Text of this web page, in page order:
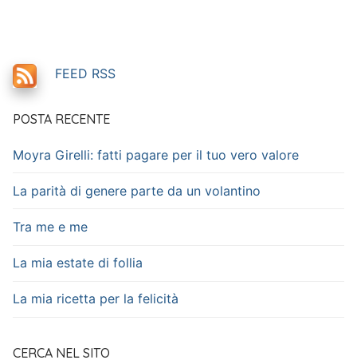
FEED RSS
POSTA RECENTE
Moyra Girelli: fatti pagare per il tuo vero valore
La parità di genere parte da un volantino
Tra me e me
La mia estate di follia
La mia ricetta per la felicità
CERCA NEL SITO